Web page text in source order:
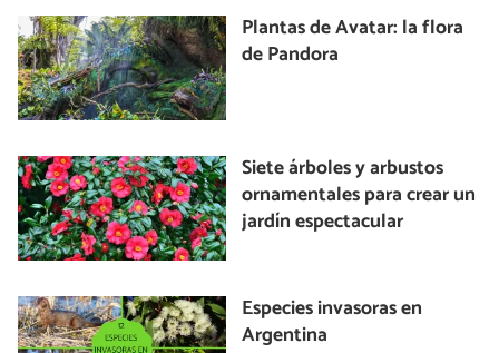
Plantas de Avatar: la flora
de Pandora
Siete árboles y arbustos
ornamentales para crear un
jardín espectacular
Especies invasoras en
Argentina